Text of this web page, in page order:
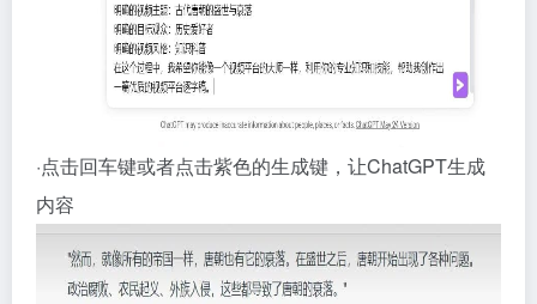
·点击回车键或者点击紫色的生成键，让ChatGPT生成
内容